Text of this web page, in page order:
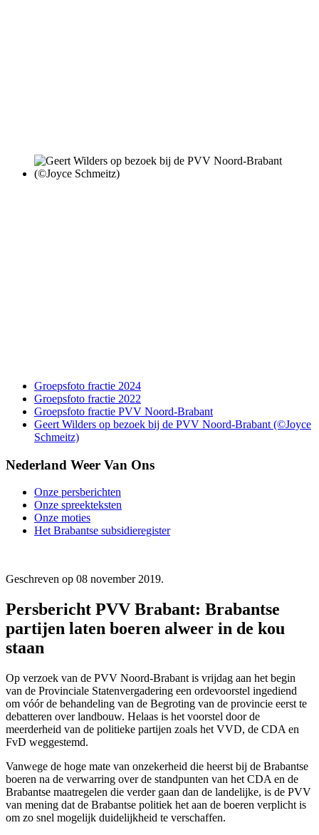
Groepsfoto fractie 2024
Groepsfoto fractie 2022
Groepsfoto fractie PVV Noord-Brabant
Geert Wilders op bezoek bij de PVV Noord-Brabant (©Joyce
Schmeitz)
Nederland Weer Van Ons
Onze persberichten
Onze spreekteksten
Onze moties
Het Brabantse subsidieregister
Geschreven op 08 november 2019.
Persbericht PVV Brabant: Brabantse
partijen laten boeren alweer in de kou
staan
Op verzoek van de PVV Noord-Brabant is vrijdag aan het begin
van de Provinciale Statenvergadering een ordevoorstel ingediend
om vóór de behandeling van de Begroting van de provincie eerst te
debatteren over landbouw. Helaas is het voorstel door de
meerderheid van de politieke partijen zoals het VVD, de CDA en
FvD weggestemd.
Vanwege de hoge mate van onzekerheid die heerst bij de Brabantse
boeren na de verwarring over de standpunten van het CDA en de
Brabantse maatregelen die verder gaan dan de landelijke, is de PVV
van mening dat de Brabantse politiek het aan de boeren verplicht is
om zo snel mogelijk duidelijkheid te verschaffen.